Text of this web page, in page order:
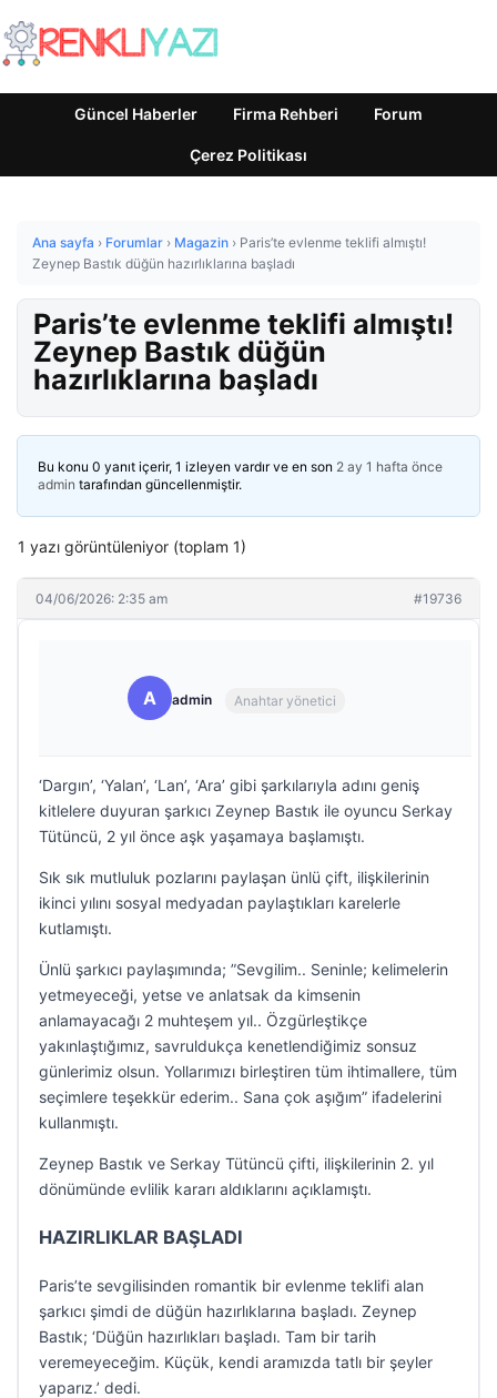
Güncel Haberler Firma Rehberi Forum
Çerez Politikası
Ana sayfa › Forumlar › Magazin › Paris’te evlenme teklifi almıştı!
Zeynep Bastık düğün hazırlıklarına başladı
Paris’te evlenme teklifi almıştı!
Zeynep Bastık düğün
hazırlıklarına başladı
Bu konu 0 yanıt içerir, 1 izleyen vardır ve en son 2 ay 1 hafta önce
admin tarafından güncellenmiştir.
1 yazı görüntüleniyor (toplam 1)
04/06/2026: 2:35 am #19736
A admin Anahtar yönetici
‘Dargın’, ‘Yalan’, ‘Lan’, ‘Ara’ gibi şarkılarıyla adını geniş
kitlelere duyuran şarkıcı Zeynep Bastık ile oyuncu Serkay
Tütüncü, 2 yıl önce aşk yaşamaya başlamıştı.
Sık sık mutluluk pozlarını paylaşan ünlü çift, ilişkilerinin
ikinci yılını sosyal medyadan paylaştıkları karelerle
kutlamıştı.
Ünlü şarkıcı paylaşımında; ”Sevgilim.. Seninle; kelimelerin
yetmeyeceği, yetse ve anlatsak da kimsenin
anlamayacağı 2 muhteşem yıl.. Özgürleştikçe
yakınlaştığımız, savruldukça kenetlendiğimiz sonsuz
günlerimiz olsun. Yollarımızı birleştiren tüm ihtimallere, tüm
seçimlere teşekkür ederim.. Sana çok aşığım” ifadelerini
kullanmıştı.
Zeynep Bastık ve Serkay Tütüncü çifti, ilişkilerinin 2. yıl
dönümünde evlilik kararı aldıklarını açıklamıştı.
HAZIRLIKLAR BAŞLADI
Paris’te sevgilisinden romantik bir evlenme teklifi alan
şarkıcı şimdi de düğün hazırlıklarına başladı. Zeynep
Bastık; ‘Düğün hazırlıkları başladı. Tam bir tarih
veremeyeceğim. Küçük, kendi aramızda tatlı bir şeyler
yaparız.’ dedi.